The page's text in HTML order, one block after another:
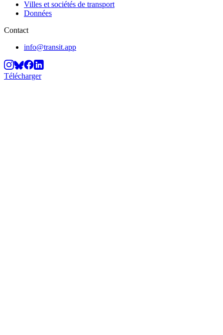
Villes et sociétés de transport
Données
Contact
info@transit.app
Télécharger